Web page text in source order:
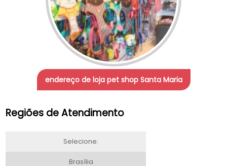
endereço de loja pet shop Santa Maria
Regiões de Atendimento
Selecione:
Brasília